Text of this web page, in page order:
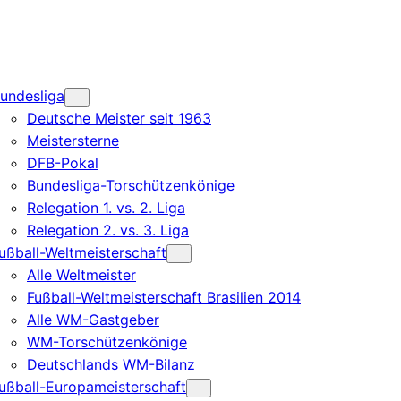
Deutsche Meister seit 1963
Meistersterne
DFB-Pokal
Bundesliga-Torschützenkönige
Relegation 1. vs. 2. Liga
Relegation 2. vs. 3. Liga
Weltmeisterschaft
Alle Weltmeister
Fußball-Weltmeisterschaft Brasilien 2014
Alle WM-Gastgeber
WM-Torschützenkönige
Deutschlands WM-Bilanz
Europameisterschaft